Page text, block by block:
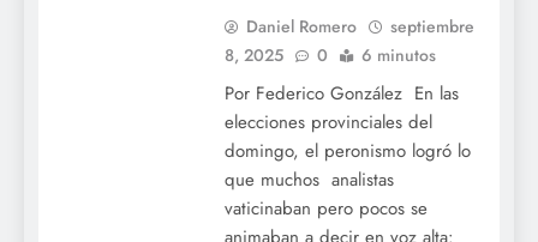
Daniel Romero
septiembre
8, 2025
0 6 minutos
Por Federico González En las
elecciones provinciales del
domingo, el peronismo logró lo
que muchos analistas
vaticinaban pero pocos se